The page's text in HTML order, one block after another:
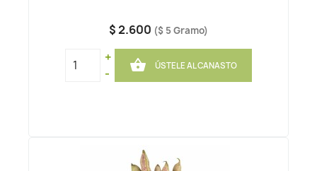
$ 2.600 ($ 5 Gramo)
+
-
 ÚSTELE AL CANASTO